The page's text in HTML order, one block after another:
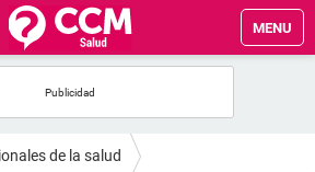
MENU
de la salud